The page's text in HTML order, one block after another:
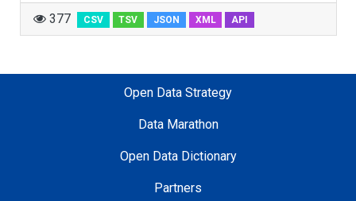
377 CSV TSV JSON XML API
Open Data Strategy
Data Marathon
Open Data Dictionary
Partners